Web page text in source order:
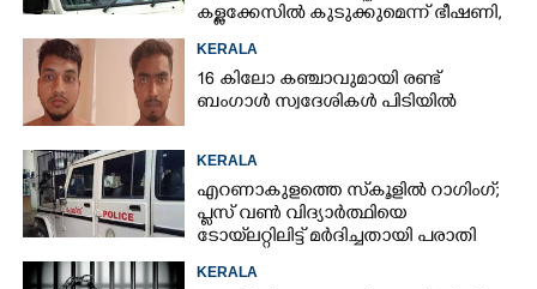
കള്ളക്കേസിൽ കുടുക്കുമെന്ന് ഭീഷണി,
KERALA
16 കിലോ കഞ്ചാവുമായി രണ്ട്
ബംഗാൾ സ്വദേശികൾ പിടിയിൽ
KERALA
എറണാകുളത്തെ സ്‌കൂളിൽ റാഗിംഗ്;
പ്ലസ് വൺ വിദ്യാർത്ഥിയെ
ടോയ്‌ലറ്റിലിട്ട് മർദിച്ചതായി പരാതി
KERALA